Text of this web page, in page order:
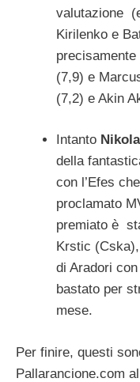
valutazione
Kirilenko e
(7,9) e
(7,2) e Akin
Intanto
della
con l’Efes
proclamato
premiato è
Krstic
di Aradori
bastato per
mese.
Per finire, questi
Pallarancione.com